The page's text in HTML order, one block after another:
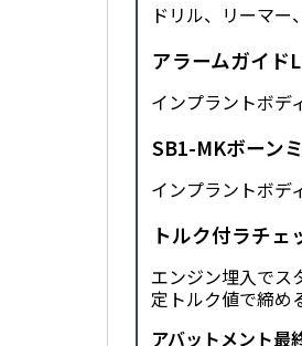
ドリル、リーマ
アラームガイド
インプラントボデ
SB1-MKボーン
インプラントボデ
トルク付ラチェ
エンジン埋入でス
定トルク値で締め
アバットメント最